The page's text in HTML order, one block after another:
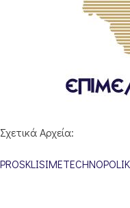
Σχετικά Αρχεία: